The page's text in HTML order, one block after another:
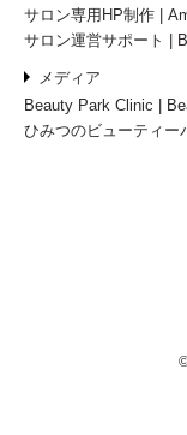
サロン専用HP制作
サロン運営サポート
メディア
Beauty Park Clinic
ひみつのビューティー